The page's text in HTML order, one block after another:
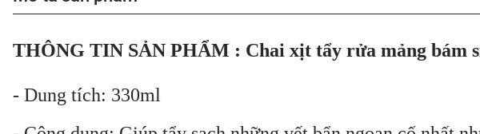
THÔNG TIN SẢN PHẨM : Chai xịt tẩy rửa mảng bám
- Dung tích: 330ml